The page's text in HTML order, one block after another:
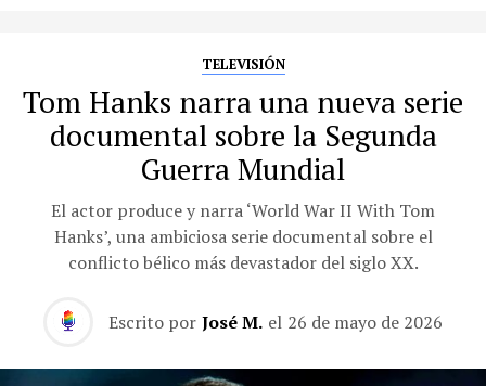
TELEVISIÓN
Tom Hanks narra una nueva serie
documental sobre la Segunda
Guerra Mundial
El actor produce y narra ‘World War II With Tom
Hanks’, una ambiciosa serie documental sobre el
conflicto bélico más devastador del siglo XX.
Escrito por José M. el 26 de mayo de 2026